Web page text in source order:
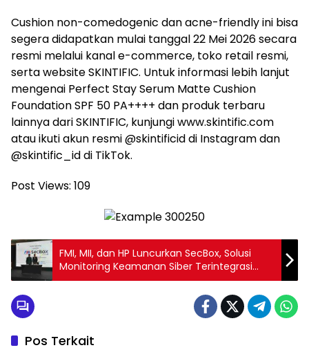
Cushion non-comedogenic dan acne-friendly ini bisa
segera didapatkan mulai tanggal 22 Mei 2026 secara
resmi melalui kanal e-commerce, toko retail resmi,
serta website SKINTIFIC. Untuk informasi lebih lanjut
mengenai Perfect Stay Serum Matte Cushion
Foundation SPF 50 PA++++ dan produk terbaru
lainnya dari SKINTIFIC, kunjungi www.skintific.com
atau ikuti akun resmi @skintificid di Instagram dan
@skintific_id di TikTok.
Post Views: 109
FMI, MII, dan HP Luncurkan SecBox, Solusi
Monitoring Keamanan Siber Terintegrasi
untuk Organisasi di Indonesia Memperkuat
visibilitas, monitoring, dan respons ancaman
Pos Terkait